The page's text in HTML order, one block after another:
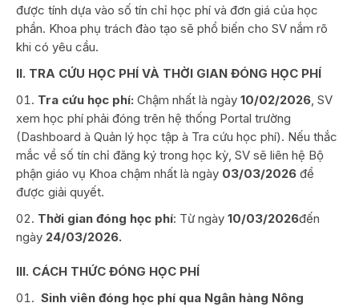
được tính dựa vào số tín chỉ học phí và đơn giá của học
phần. Khoa phụ trách đào tạo sẽ phổ biến cho SV nắm rõ
khi có yêu cầu.
II. TRA CỨU HỌC PHÍ VÀ THỜI GIAN ĐÓNG HỌC PHÍ
Tra cứu học phí: Chậm nhất là ngày 10/02/2026, SV
xem học phí phải đóng trên hệ thống Portal trường
(Dashboard à Quản lý học tập à Tra cứu học phí). Nếu thắc
mắc về số tín chỉ đăng ký trong học kỳ, SV sẽ liên hệ Bộ
phận giáo vụ Khoa chậm nhất là ngày 03/03/2026 để
được giải quyết.
Thời gian đóng học phí: Từ ngày 10/03/2026đến
ngày 24/03/2026.
III. CÁCH THỨC ĐÓNG HỌC PHÍ
Sinh viên đóng học phí qua Ngân hàng Nông